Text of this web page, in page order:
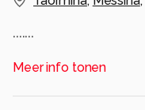
.......
Alle rechten voorbehouden
Meer info tonen